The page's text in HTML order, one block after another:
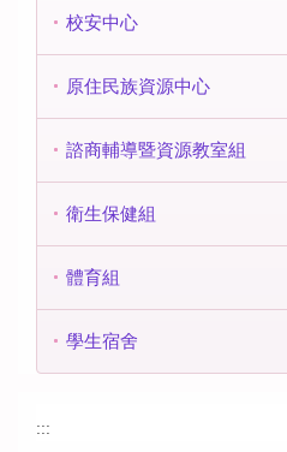
校安中心
原住民族資源中心
諮商輔導暨資源教室組
衛生保健組
體育組
學生宿舍
:::